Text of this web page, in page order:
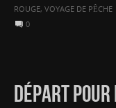
ROUGE, VOYAGE DE PÊCHE
0
DÉPART